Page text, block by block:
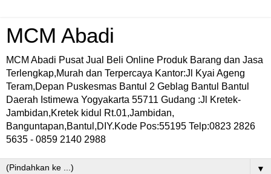
MCM Abadi
MCM Abadi Pusat Jual Beli Online Produk Barang dan Jasa
Terlengkap,Murah dan Terpercaya Kantor:Jl Kyai Ageng
Teram,Depan Puskesmas Bantul 2 Geblag Bantul Bantul
Daerah Istimewa Yogyakarta 55711 Gudang :Jl Kretek-
Jambidan,Kretek kidul Rt.01,Jambidan,
Banguntapan,Bantul,DIY.Kode Pos:55195 Telp:0823 2826
5635 - 0859 2140 2988
▼